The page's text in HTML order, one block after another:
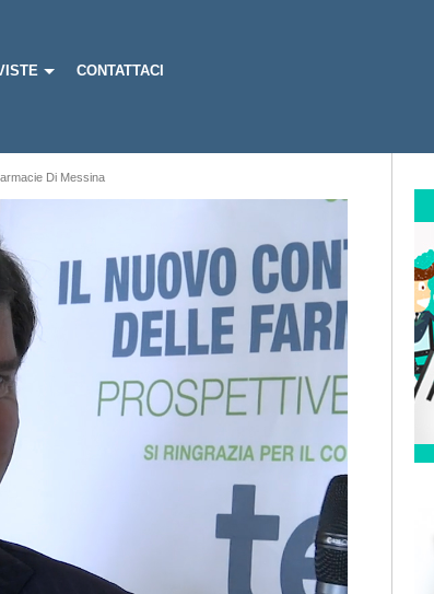
CONTATTACI
Di Messina